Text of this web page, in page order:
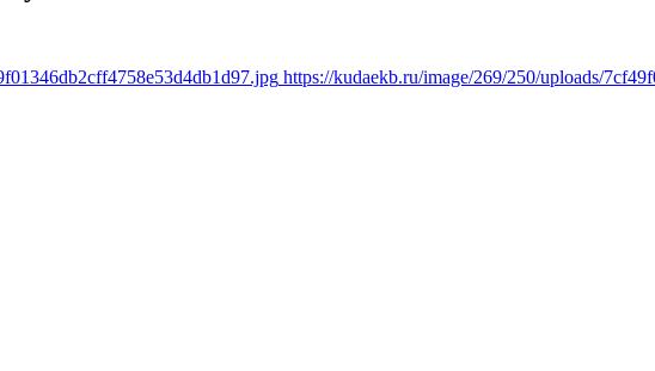
https://kudaekb.ru/image/269/250/uploads/